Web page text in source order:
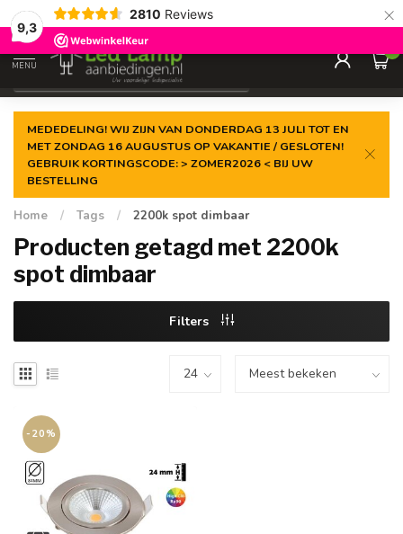
9,3
2810 Reviews ×
Gegarandeerde delaagste prijs
MENU
0
MEDEDELING! WIJ ZIJN VAN DONDERDAG 13 JULI TOT EN
MET ZONDAG 16 AUGUSTUS OP VAKANTIE / GESLOTEN!
GEBRUIK KORTINGSCODE: > ZOMER2026 < BIJ UW
BESTELLING
Home / Tags / 2200k spot dimbaar
Producten getagd met 2200k
spot dimbaar
Filters
-20%